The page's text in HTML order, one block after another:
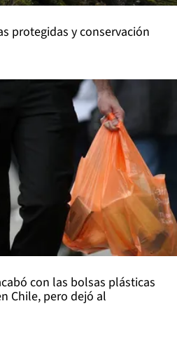
protegidas y conservación
con las bolsas plásticas
Chile, pero dejó al